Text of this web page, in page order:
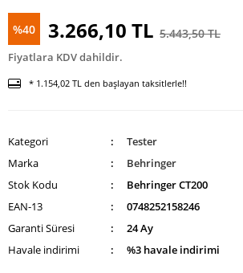
%40 3.266,10 TL 5.443,50 TL
Fiyatlara KDV dahildir.
* 1.154,02 TL den başlayan taksitlerle!!
Kategori
Tester
Marka
Behringer
Stok Kodu
Behringer CT200
EAN-13
0748252158246
Garanti Süresi
24 Ay
Havale indirimi
%3 havale indirimi